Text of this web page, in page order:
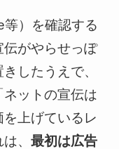
）を確認する
伝がやらせっぽ
したうえで、
ットの宣伝は
上げているレ
、 最初は広告